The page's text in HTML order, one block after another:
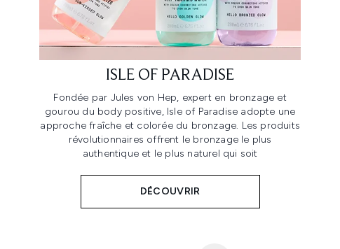
ISLE OF PARADISE
Fondée par Jules von Hep, expert en bronzage et
gourou du body positive, Isle of Paradise adopte une
approche fraîche et colorée du bronzage. Les produits
révolutionnaires offrent le bronzage le plus
authentique et le plus naturel qui soit
DÉCOUVRIR